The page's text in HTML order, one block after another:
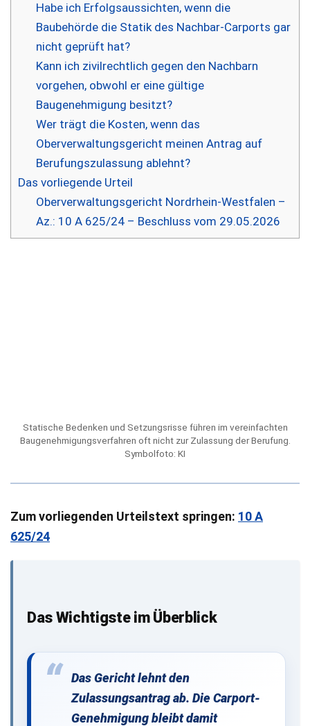
Habe ich Erfolgsaussichten, wenn die
Baubehörde die Statik des Nachbar-Carports gar
nicht geprüft hat?
Kann ich zivilrechtlich gegen den Nachbarn
vorgehen, obwohl er eine gültige
Baugenehmigung besitzt?
Wer trägt die Kosten, wenn das
Oberverwaltungsgericht meinen Antrag auf
Berufungszulassung ablehnt?
Das vorliegende Urteil
Oberverwaltungsgericht Nordrhein-Westfalen –
Az.: 10 A 625/24 – Beschluss vom 29.05.2026
Statische Bedenken und Setzungsrisse führen im vereinfachten
Baugenehmigungsverfahren oft nicht zur Zulassung der Berufung.
Symbolfoto: KI
Zum vorliegenden Urteilstext springen: 10 A
625/24
Das Wichtigste im Überblick
Das Gericht lehnt den
Zulassungsantrag ab. Die Carport-
Genehmigung bleibt damit